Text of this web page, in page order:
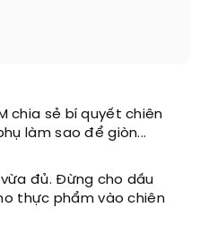
chia sẻ bí quyết chiên
làm sao để giòn...
đủ. Đừng cho dầu
thực phẩm vào chiên